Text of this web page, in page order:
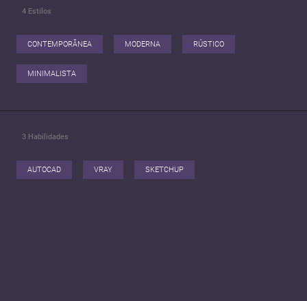
4 Estilos
CONTEMPORÂNEA MODERNA RÚSTICO
MINIMALISTA
3 Habilidades
AUTOCAD VRAY SKETCHUP